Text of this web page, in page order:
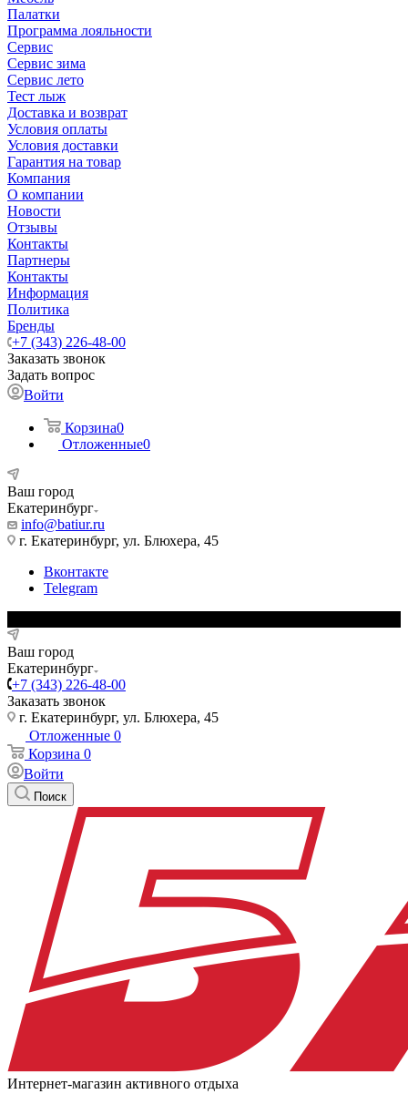
Палатки
Программа лояльности
Сервис
Сервис зима
Сервис лето
Тест лыж
Доставка и возврат
Условия оплаты
Условия доставки
Гарантия на товар
Компания
О компании
Новости
Отзывы
Контакты
Партнеры
Контакты
Информация
Политика
Бренды
+7 (343) 226-48-00
Заказать звонок
Задать вопрос
Войти
Корзина0
Отложенные0
Ваш город
Екатеринбург
info@batiur.ru
г. Екатеринбург, ул. Блюхера, 45
Вконтакте
Telegram
Ваш город
Екатеринбург
+7 (343) 226-48-00
Заказать звонок
г. Екатеринбург, ул. Блюхера, 45
Отложенные 0
Корзина 0
Войти
Поиск
Интернет-магазин активного отдыха